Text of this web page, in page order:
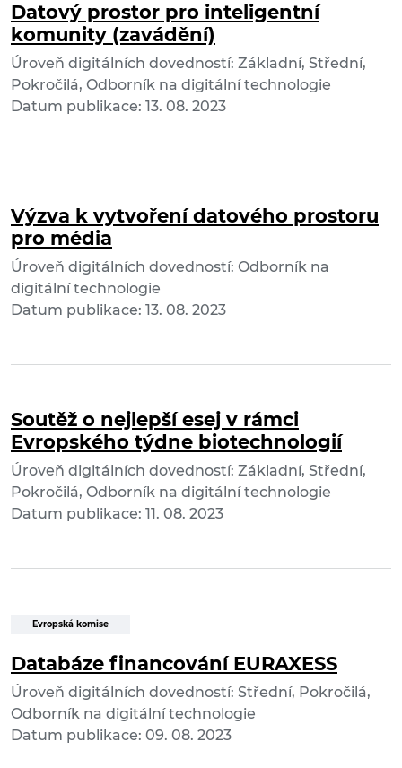
Datový prostor pro inteligentní
komunity (zavádění)
Úroveň digitálních dovedností: Základní, Střední,
Pokročilá, Odborník na digitální technologie
Datum publikace: 13. 08. 2023
Výzva k vytvoření datového prostoru
pro média
Úroveň digitálních dovedností: Odborník na
digitální technologie
Datum publikace: 13. 08. 2023
Soutěž o nejlepší esej v rámci
Evropského týdne biotechnologií
Úroveň digitálních dovedností: Základní, Střední,
Pokročilá, Odborník na digitální technologie
Datum publikace: 11. 08. 2023
Evropská komise
Databáze financování EURAXESS
Úroveň digitálních dovedností: Střední, Pokročilá,
Odborník na digitální technologie
Datum publikace: 09. 08. 2023